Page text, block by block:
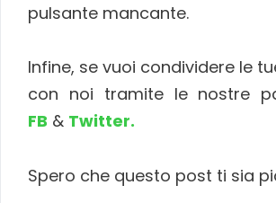
pulsante mancante.
Infine, se vuoi condividere le
con noi tramite le nostre
FB & Twitter.
Spero che questo post ti sia